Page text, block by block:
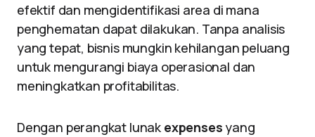
efektif dan mengidentifikasi area di mana
penghematan dapat dilakukan. Tanpa analisis
yang tepat, bisnis mungkin kehilangan peluang
untuk mengurangi biaya operasional dan
meningkatkan profitabilitas.
Dengan perangkat lunak expenses yang